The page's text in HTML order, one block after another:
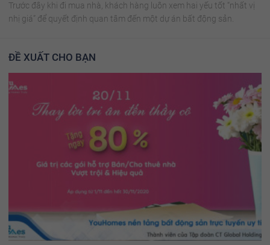
Trước đây khi đi mua nhà, khách hàng luôn xem hai yếu tốt “nhất vị
nhị giá” để quyết định quan tâm đến một dự án bất động sản.
ĐỀ XUẤT CHO BẠN